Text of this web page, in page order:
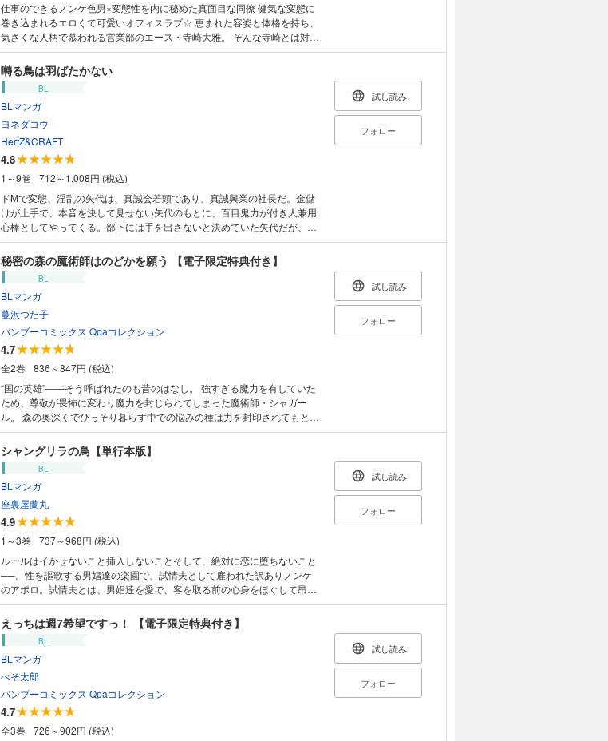
仕事のできるノンケ色男×変態性を内に秘めた真面目な同僚 健気な変態に
巻き込まれるエロくて可愛いオフィスラブ☆ 恵まれた容姿と体格を持ち、
気さくな人柄で慕われる営業部のエース・寺崎大雅。 そんな寺崎とは対照
的な同僚・安藤壮太は、仕事はできるが物静かで真面目すぎる性格ゆえに
社内で疎まれている。 ある日、安藤が鬼気迫る様子でトイレに駆け込んで
きたかと思えば盛大に放尿音を響かせた。 気まずい雰囲気が流れるなか寺
崎がふと目をやると、そこにはトロトロの表情で勃起させている安藤の姿
が・・・！！？？ なぜか興奮状態の安藤がぽつりと呟いた。 「おしっこ
の音・・・聞いてほしかった」 【収録作品】 聞いて、俺の恥ずかしい音1
～5 聞いて、俺の恥ずかしい音 番外編 描き下ろし ★単行本カバー下画像
収録★ 電子限定で描き下ろしの漫画5ページが収録されています。
囀る鳥は羽ばたかない
BL
BLマンガ
ヨネダコウ
HertZ&CRAFT
4.8
1～9巻
712～1,008円 (税込)
ドMで変態、淫乱の矢代は、真誠会若頭であり、真誠興業の社長だ。金儲
けが上手で、本音を決して見せない矢代のもとに、百目鬼力が付き人兼用
心棒としてやってくる。部下には手を出さないと決めていた矢代だが、ど
うしてか百目鬼には惹かれるものがあった。矢代に誘われる百目鬼だが、
ある理由によりその誘いに応えることができない。自己矛盾を抱えて生き
る矢代と、愚直なまでに矢代に従う百目鬼。傷を抱えて生きるふたりの物
語が始まる──!
試し読み
フォロー
秘密の森の魔術師はのどかを願う 【電子限定特典付き】
BL
BLマンガ
蔓沢つた子
バンブーコミックス Qpaコレクション
4.7
全2巻
836～847円 (税込)
“国の英雄”――そう呼ばれたのも昔のはなし。 強すぎる魔力を有していた
ため、尊敬が畏怖に変わり魔力を封じられてしまった魔術師・シャガー
ル。 森の奥深くでひっそり暮らす中での悩みの種は力を封印されてもとめ
どなく溢れる魔力が発散できず体内に溜まり続け、命にも関わってしまう
こと。 時折訪れる唯一の協力者・ルソーに接触（セックス）を通して魔力
を譲渡することで事なきを得ていた。 ある日、森で魔物に襲われかけたと
ころを家出中という青年・フィオに助けられる。 お礼がてら家に招待し話
をするうちフィオから弟子入りを志願されてしまう。 親切なうえ顔が良く
て、素質もありそうな様子に弟子として迎え入れることを決めるが――？
魔力不足な謎の美青年×隠居中のかつての英雄魔術師 魔力供給（セック
ス）による利害の一致から始まる師弟生活の行方は――？ 蔓沢つた子が描
くファンタジーBL、上下巻で煌びやかに登場！！ ★単行本カバー下画像
収録★ 電子限定で描き下ろしの漫画6ページが収録されています。
試し読み
フォロー
シャングリラの鳥【単行本版】
BL
BLマンガ
座裏屋蘭丸
4.9
1～3巻
737～968円 (税込)
ルールはイかせないこと挿入しないことそして、絶対に恋に堕ちないこと
──。性を謳歌する男娼達の楽園で、試情夫として雇われた訳ありノンケ
のアポロ。試情夫とは、男娼達を愛で、客を取る前の心身をほぐして昂ぶ
らせる疑似愛人役のこと。教育係の男娼フィーに仕込まれることになる
が……。
試し読み
フォロー
えっちは週7希望ですっ！ 【電子限定特典付き】
BL
BLマンガ
ぺそ太郎
バンブーコミックス Qpaコレクション
4.7
全3巻
726～902円 (税込)
試し読み
フォロー